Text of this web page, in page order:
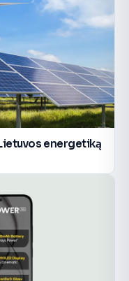
energetiką